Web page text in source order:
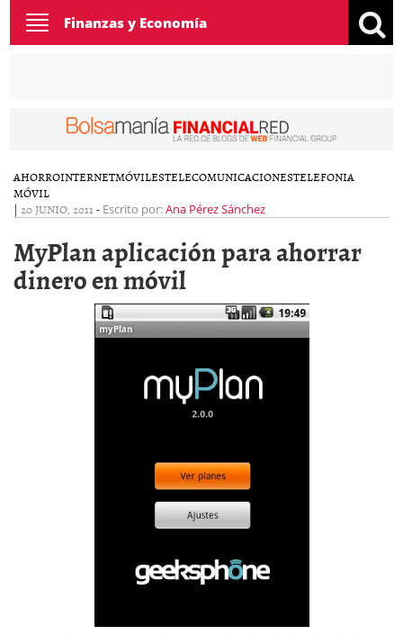
Toggle
navigation
Finanzas y Economía
AHORROINTERNETMÓVILESTELECOMUNICACIONESTELEFONIA
MÓVIL
| 20 JUNIO, 2011 - Escrito por:Ana Pérez Sánchez
MyPlan aplicación para ahorrar
dinero en móvil